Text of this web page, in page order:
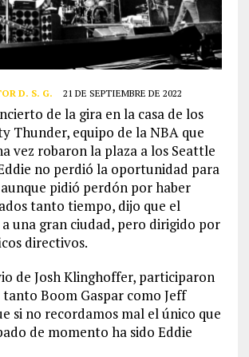
D. S. G. 21 DE SEPTIEMBRE DE 2022
de la gira en la casa de los
Thunder, equipo de la NBA que
vez robaron la plaza a los Seattle
no perdió la oportunidad para
pidió perdón por haber
tanto tiempo, dijo que el
una gran ciudad, pero dirigido por
directivos.
de Josh Klinghoffer, participaron
Boom Gaspar como Jeff
si no recordamos mal el único que
de momento ha sido Eddie